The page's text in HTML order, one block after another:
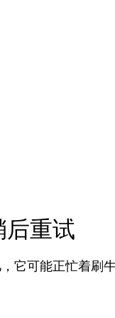
后重试
它可能正忙着刷